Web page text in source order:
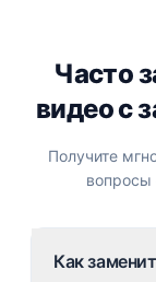
Часто
видео с
Получите
вопросы
Как